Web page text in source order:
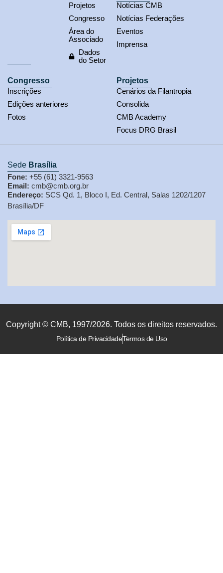
Projetos
Congresso
Área do
Associado
Dados
do Setor
Notícias CMB
Notícias Federações
Eventos
Imprensa
Congresso
Inscrições
Edições anteriores
Fotos
Projetos
Cenários da Filantropia
Consolida
CMB Academy
Focus DRG Brasil
Sede Brasília
Fone: +55 (61) 3321-9563
Email: cmb@cmb.org.br
Endereço: SCS Qd. 1, Bloco I, Ed. Central, Salas 1202/1207
Brasília/DF
Copyright © CMB, 1997/2026. Todos os direitos reservados.
Política de PrivacidadeTermos de Uso